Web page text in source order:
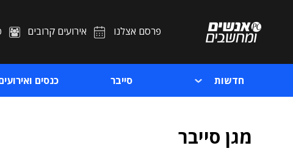
פרסם אצלנו אירועים קרובים
חדשות סייבר כנסים
מגן סייבר